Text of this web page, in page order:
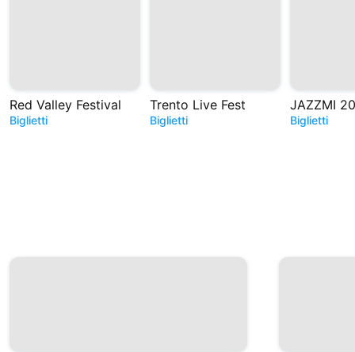
Red Valley Festival
Biglietti
Trento Live Fest
Biglietti
JAZZMI
Biglietti